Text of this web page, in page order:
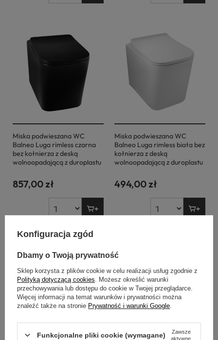
Miska podwieszana WC
Balneo Luga rimless czarna
bez kołnierza z deską
wolnoopadającą z duroplastu
857,00 zł
Miska podwieszana WC
Balneo Luga rimless biała bez
kołnierza z deską
wolnoopadającą z duroplastu
494,00 zł
Konfiguracja zgód
Dbamy o Twoją prywatność
Sklep korzysta z plików cookie w celu realizacji usług zgodnie z
Polityką dotyczącą cookies . Możesz określić warunki
przechowywania lub dostępu do cookie w Twojej przeglądarce.
Więcej informacji na temat warunków i prywatności można
znaleźć także na stronie Prywatność i warunki Google
Funkcjonalne pliki cookie (wymagane)
Zawsze
aktywne